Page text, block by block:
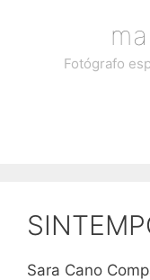
contenidoFotógrafo
Sara Cano